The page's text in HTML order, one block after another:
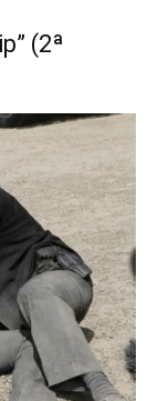
(2ª